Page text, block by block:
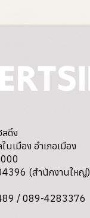
ดิ้ง
เมือง อำเภอเมือง
(สำนักงานใหญ่)
/ 089-4283376